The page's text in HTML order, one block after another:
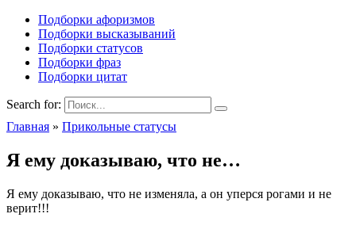
Подборки афоризмов
Подборки высказываний
Подборки статусов
Подборки фраз
Подборки цитат
Search for:
Главная » Прикольные статусы
Я ему доказываю, что не…
Я ему доказываю, что не изменяла, а он уперся рогами и не
верит!!!